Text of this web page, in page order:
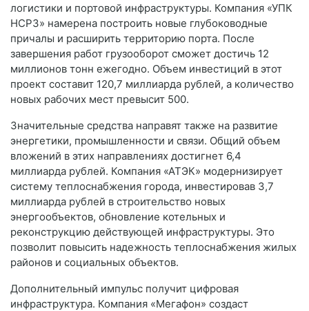
логистики и портовой инфраструктуры. Компания «УПК
НСРЗ» намерена построить новые глубоководные
причалы и расширить территорию порта. После
завершения работ грузооборот сможет достичь 12
миллионов тонн ежегодно. Объем инвестиций в этот
проект составит 120,7 миллиарда рублей, а количество
новых рабочих мест превысит 500.
Значительные средства направят также на развитие
энергетики, промышленности и связи. Общий объем
вложений в этих направлениях достигнет 6,4
миллиарда рублей. Компания «АТЭК» модернизирует
систему теплоснабжения города, инвестировав 3,7
миллиарда рублей в строительство новых
энергообъектов, обновление котельных и
реконструкцию действующей инфраструктуры. Это
позволит повысить надежность теплоснабжения жилых
районов и социальных объектов.
Дополнительный импульс получит цифровая
инфраструктура. Компания «Мегафон» создаст